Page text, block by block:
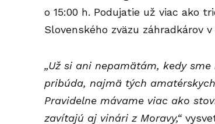
o 15:00 h. Podujatie už viac ako
Slovenského zväzu záhradkárov
„Už si ani nepamätám, kedy
pribúda, najmä tých
Pravidelne mávame viac ako
zavítajú aj vinári z Moravy,“